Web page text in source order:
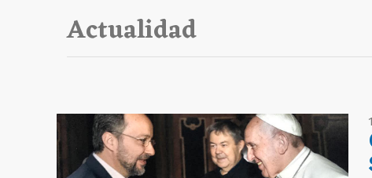
Actualidad